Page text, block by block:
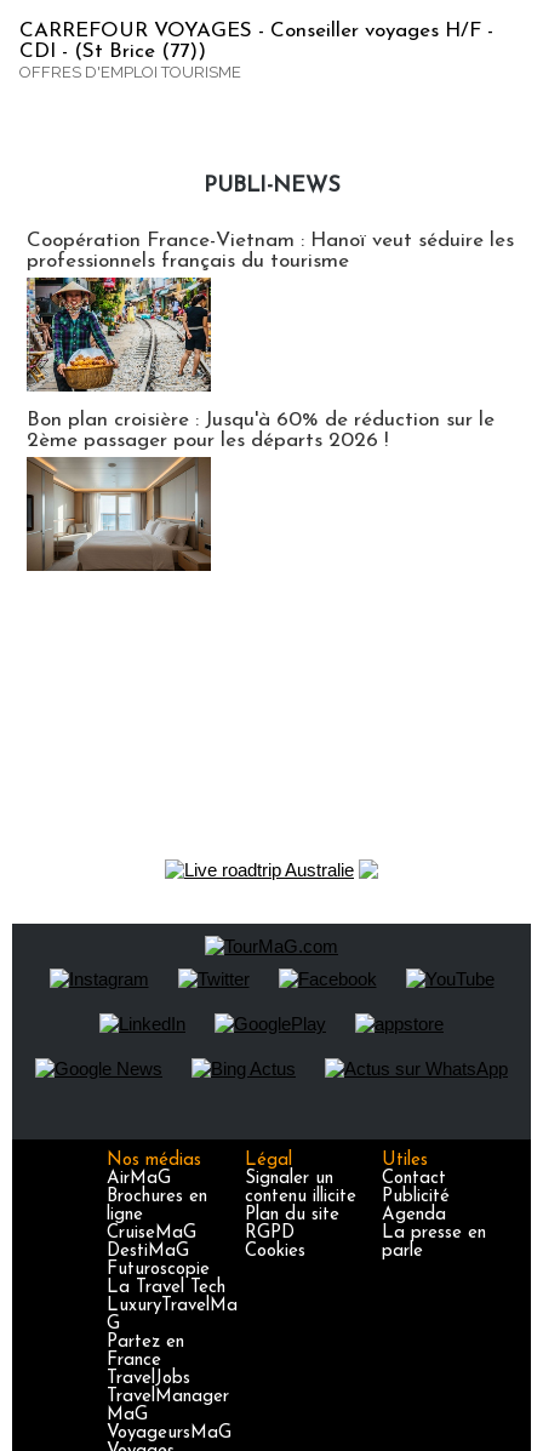
CARREFOUR VOYAGES - Conseiller voyages H/F -
CDI - (St Brice (77))
OFFRES D'EMPLOI TOURISME
PUBLI-NEWS
Coopération France-Vietnam : Hanoï veut séduire les
professionnels français du tourisme
Bon plan croisière : Jusqu'à 60% de réduction sur le
2ème passager pour les départs 2026 !
Nos médias
AirMaG
Brochures en
ligne
CruiseMaG
DestiMaG
Futuroscopie
La Travel Tech
LuxuryTravelMa
G
Partez en
France
TravelJobs
TravelManager
MaG
VoyageursMaG
Légal
Signaler un
contenu illicite
Plan du site
RGPD
Cookies
Utiles
Contact
Publicité
Agenda
La presse en
parle